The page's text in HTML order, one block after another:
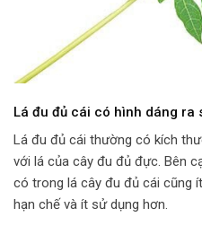
Lá đu đủ cái có hình dáng ra
Lá đu đủ cái thường có kích
với lá của cây đu đủ đực. Bên
có trong lá cây đu đủ cái cũng
hạn chế và ít sử dụng hơn.